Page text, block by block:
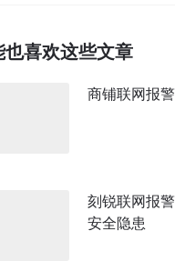
喜欢这些文章
商铺联网报
刻锐联网报
安全隐患